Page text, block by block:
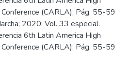
(CARLA); Pág. 55-59
2020: Vol. 33 especial.
6th Latin America High
(CARLA); Pág. 55-59